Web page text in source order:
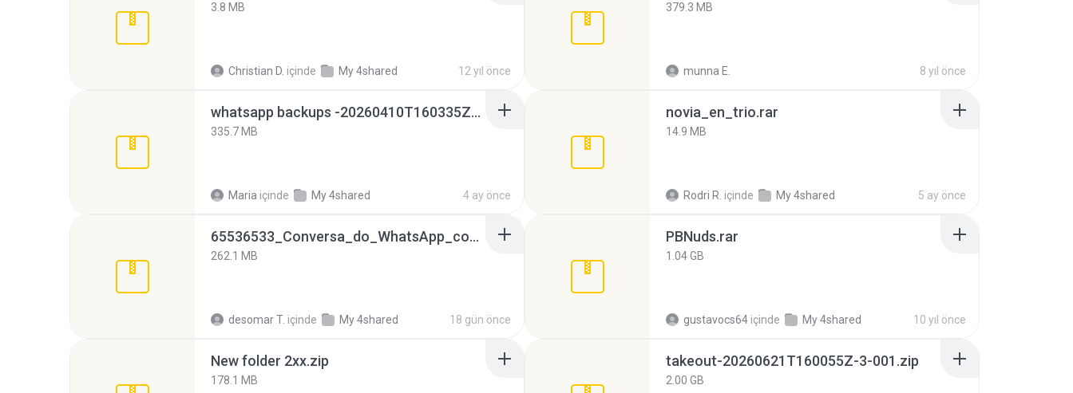
3.8 MB
Christian D. içinde My 4shared 12 yıl önce
379.3 MB
munna E. 8 yıl önce
whatsapp backups -20260410T160335Z-3-001.zip
335.7 MB
Maria içinde My 4shared 4 ay önce
novia_en_trio.rar
14.9 MB
Rodri R. içinde My 4shared 5 ay önce
65536533_Conversa_do_WhatsApp_com_Meu_Esposo.zip
262.1 MB
desomar T. içinde My 4shared 18 gün önce
PBNuds.rar
1.04 GB
gustavocs64 içinde My 4shared 10 yıl önce
New folder 2xx.zip
178.1 MB
takeout-20260621T160055Z-3-001.zip
2.00 GB